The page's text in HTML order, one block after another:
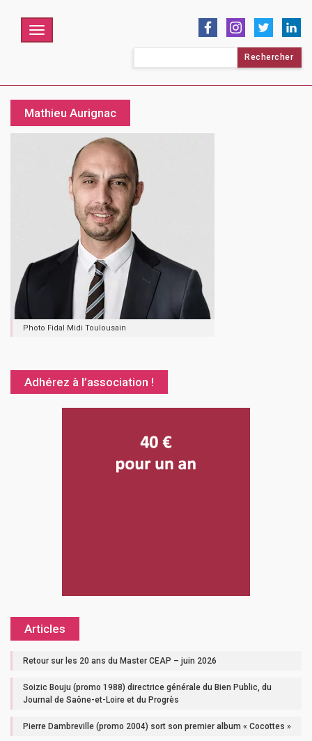
Menu
Mathieu Aurignac
Photo Fidal Midi Toulousain
Adhérez à l’association !
Articles
Retour sur les 20 ans du Master CEAP – juin 2026
Soizic Bouju (promo 1988) directrice générale du Bien Public, du
Journal de Saône-et-Loire et du Progrès
Pierre Dambreville (promo 2004) sort son premier album « Cocottes »